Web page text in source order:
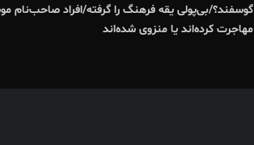
گوسفند؟/بی‌پولی یقه فرهنگ را گرفته/افراد صاحب‌نام
مهاجرت کرده‌اند یا منزوی شده‌اند